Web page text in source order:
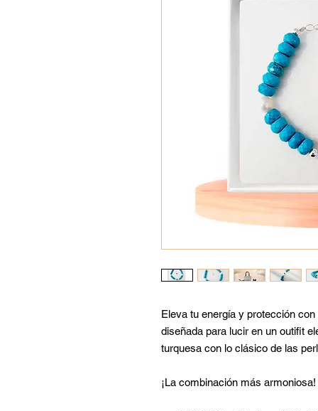
Eleva tu energía y protección
diseñada para lucir en un outifit
turquesa con lo clásico de las
¡La combinación más armoniosa!